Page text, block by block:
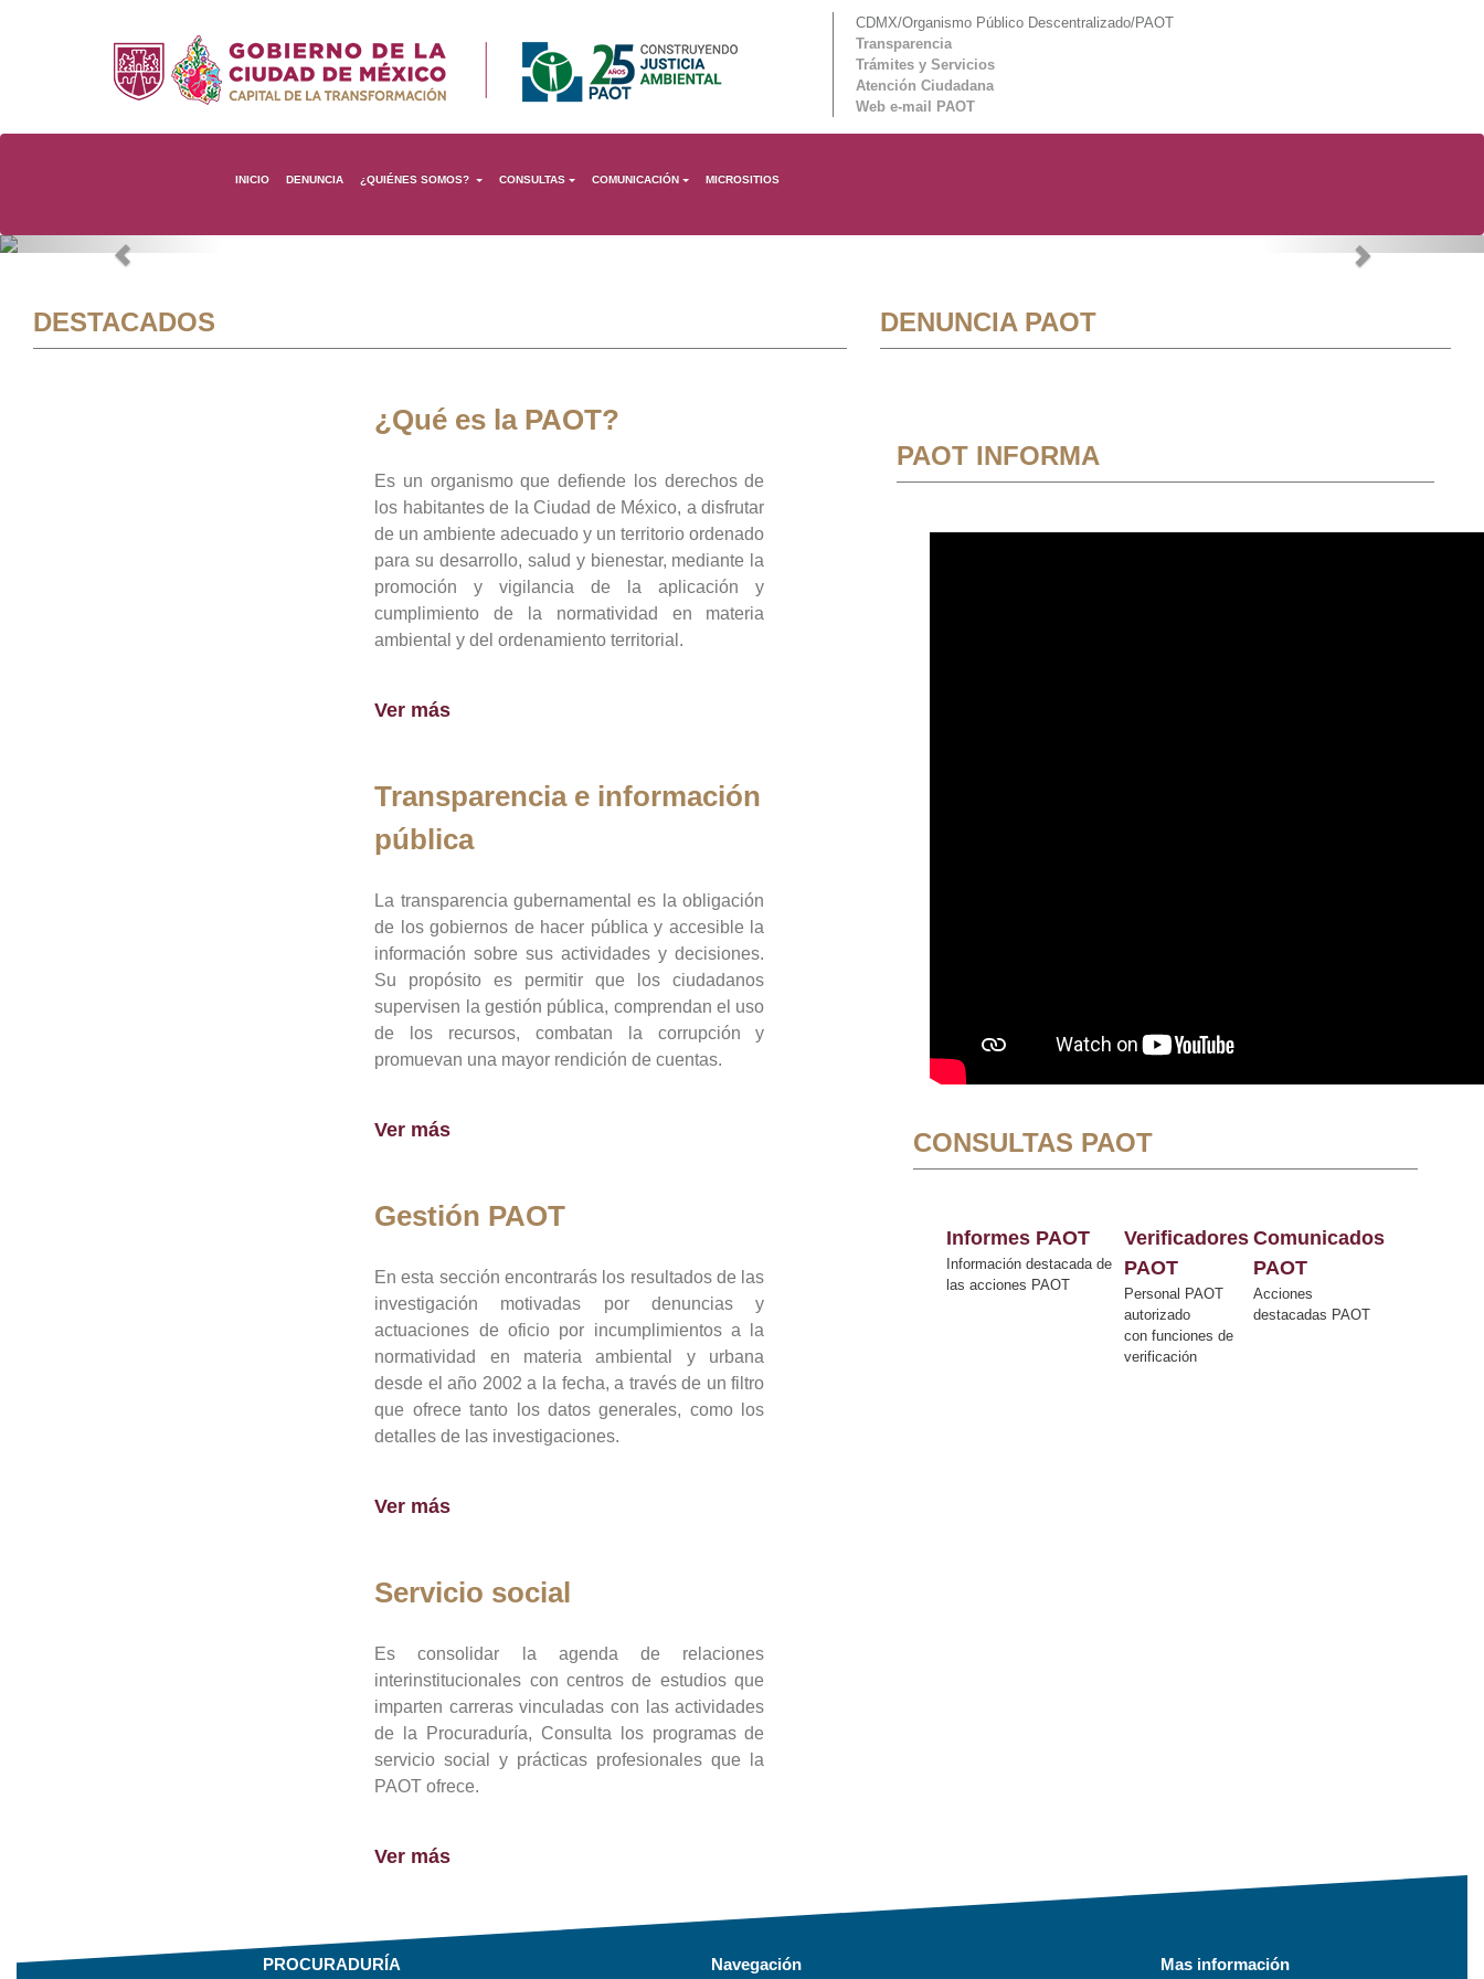
CDMX/Organismo Público Descentralizado/PAOT
Transparencia
Trámites y Servicios
Atención Ciudadana
Web e-mail PAOT
INICIO DENUNCIA ¿QUIÉNES SOMOS? CONSULTAS COMUNICACIÓN MICROSITIOS
Previous Next
DESTACADOS
¿Qué es la PAOT?
Es un organismo que defiende los derechos de
los habitantes de la Ciudad de México, a disfrutar
de un ambiente adecuado y un territorio ordenado
para su desarrollo, salud y bienestar, mediante la
promoción y vigilancia de la aplicación y
cumplimiento de la normatividad en materia
ambiental y del ordenamiento territorial.
Ver más
Transparencia e información
pública
La transparencia gubernamental es la obligación
de los gobiernos de hacer pública y accesible la
información sobre sus actividades y decisiones.
Su propósito es permitir que los ciudadanos
supervisen la gestión pública, comprendan el uso
de los recursos, combatan la corrupción y
promuevan una mayor rendición de cuentas.
Ver más
Gestión PAOT
En esta sección encontrarás los resultados de las
investigación motivadas por denuncias y
actuaciones de oficio por incumplimientos a la
normatividad en materia ambiental y urbana
desde el año 2002 a la fecha, a través de un filtro
que ofrece tanto los datos generales, como los
detalles de las investigaciones.
Ver más
Servicio social
Es consolidar la agenda de relaciones
interinstitucionales con centros de estudios que
imparten carreras vinculadas con las actividades
de la Procuraduría, Consulta los programas de
servicio social y prácticas profesionales que la
PAOT ofrece.
Ver más
DENUNCIA PAOT
PAOT INFORMA
CONSULTAS PAOT
Informes PAOT
Información destacada de
las acciones PAOT
Verificadores
PAOT
Personal PAOT
autorizado
con funciones de
verificación
Comunicados
PAOT
Acciones
destacadas PAOT
PROCURADURÍA Navegación Mas información